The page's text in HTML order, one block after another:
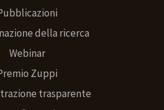
della ricerca
Webinar
Zuppi
trasparente